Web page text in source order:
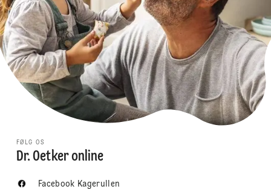
FØLG OS
Dr. Oetker online
Facebook Kagerullen